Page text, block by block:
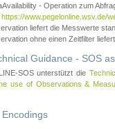
- Operation zum
https://www.pegelonline.wsv.de/
liefert die Messwerte
ohne einen Zeitfilter
Guidance - SOS
SOS unterstützt die
use of Observations &